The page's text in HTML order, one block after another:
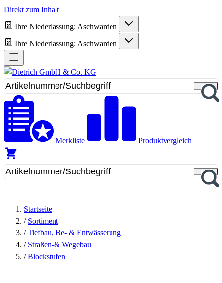
Direkt zum Inhalt
Ihre Niederlassung: Aschwarden
Ihre Niederlassung: Aschwarden
Merkliste Produktvergleich
Startseite
/ Sortiment
/ Tiefbau, Be- & Entwässerung
/ Straßen-& Wegebau
/ Blockstufen